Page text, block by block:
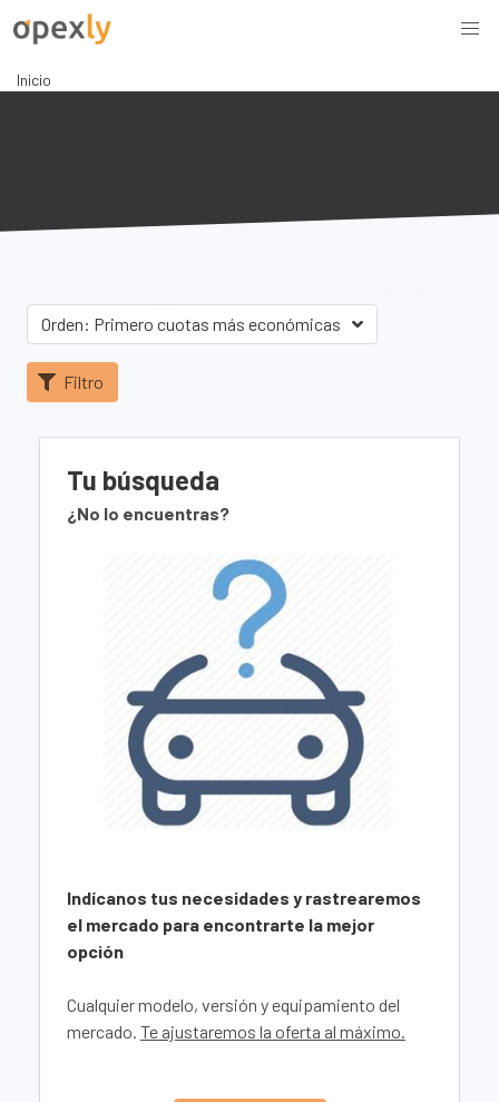
Inicio
Orden: Primero cuotas más económicas
Filtro
Tu búsqueda
¿No lo encuentras?
Indícanos tus necesidades y rastrearemos
el mercado para encontrarte la mejor
opción
Cualquier modelo, versión y equipamiento del
mercado. Te ajustaremos la oferta al máximo.